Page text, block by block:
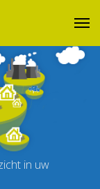
in uw